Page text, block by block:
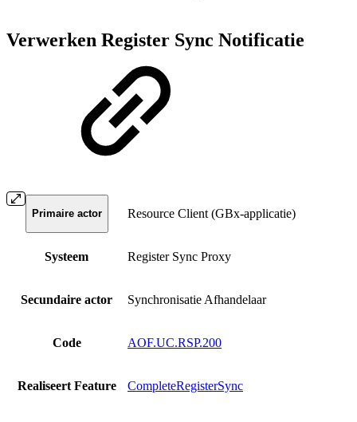
Verwerken Register Sync Notificatie
Primaire actor Resource Client (GBx-applicatie)
Systeem Register Sync Proxy
Secundaire actor Synchronisatie Afhandelaar
Code AOF.UC.RSP.200
Realiseert Feature CompleteRegisterSync